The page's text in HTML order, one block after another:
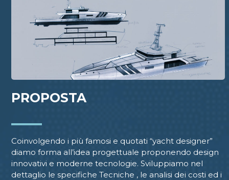
PROPOSTA
Coinvolgendo i più famosi e quotati “yacht designer”
diamo forma all’idea progettuale proponendo design
innovativi e moderne tecnologie. Sviluppiamo nel
dettaglio le specifiche Tecniche , le analisi dei costi ed i